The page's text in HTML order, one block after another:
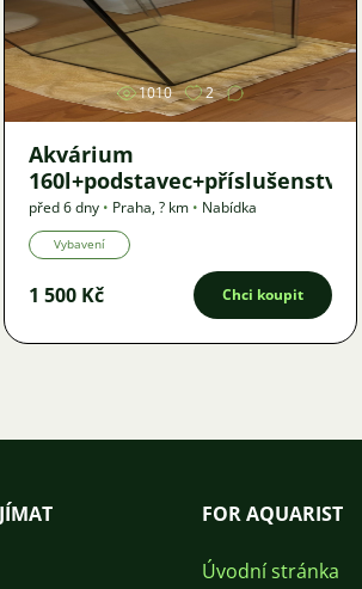
Obrázek
1010 2
Akvárium
160l+podstavec+příslušenství
před 6 dny • Praha,? km • Nabídka
Vybavení
1 500 Kč Chci koupit
FOR AQUARIST
Úvodní stránka